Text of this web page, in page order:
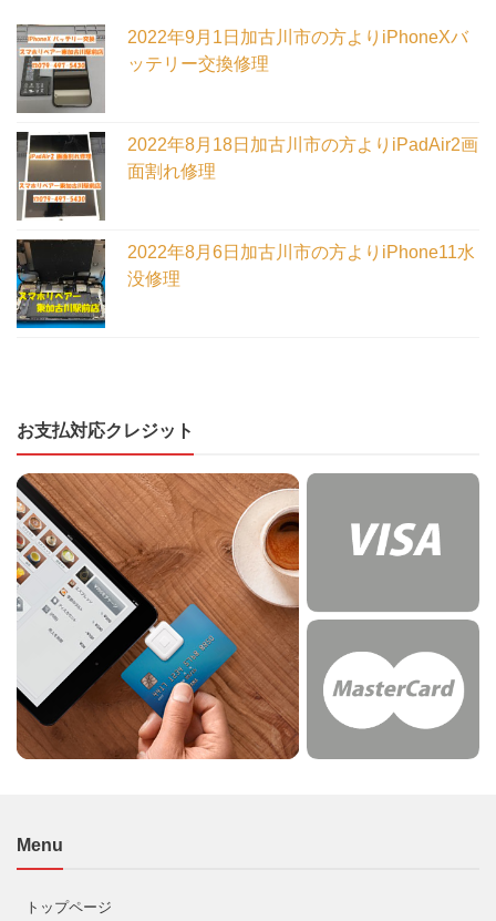
2022年9月1日加古川市の方よりiPhoneXバ
ッテリー交換修理
2022年8月18日加古川市の方よりiPadAir2画
面割れ修理
2022年8月6日加古川市の方よりiPhone11水
没修理
お支払対応クレジット
Menu
トップページ